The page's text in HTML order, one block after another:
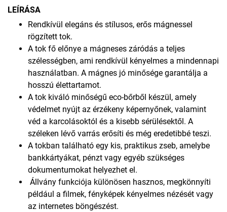
LEÍRÁSA
Rendkívül elegáns és stílusos, erős mágnessel
rögzített tok.
A tok fő előnye a mágneses záródás a teljes
szélességben, ami rendkívül kényelmes a mindennapi
használatban. A mágnes jó minősége garantálja a
hosszú élettartamot.
A tok kiváló minőségű eco-bőrből készül, amely
védelmet nyújt az érzékeny képernyőnek, valamint
véd a karcolásoktól és a kisebb sérülésektől. A
széleken lévő varrás erősíti és még eredetibbé teszi.
A tokban található egy kis, praktikus zseb, amelybe
bankkártyákat, pénzt vagy egyéb szükséges
dokumentumokat helyezhet el.
Állvány funkciója különösen hasznos, megkönnyíti
például a filmek, fényképek kényelmes nézését vagy
az internetes böngészést.